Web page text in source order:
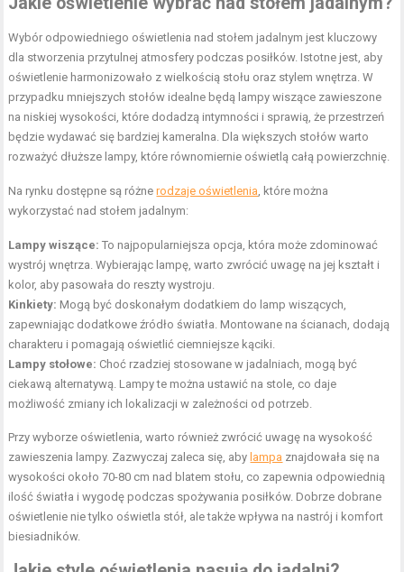
Wybór odpowiedniego oświetlenia nad stołem jadalnym jest kluczowy
dla stworzenia przytulnej atmosfery podczas posiłków. Istotne jest, aby
oświetlenie harmonizowało z wielkością stołu oraz stylem wnętrza. W
przypadku mniejszych stołów idealne będą lampy wiszące zawieszone
na niskiej wysokości, które dodadzą intymności i sprawią, że przestrzeń
będzie wydawać się bardziej kameralna. Dla większych stołów warto
rozważyć dłuższe lampy, które równomiernie oświetlą całą powierzchnię.
Na rynku dostępne są różnerodzaje oświetlenia , które można
wykorzystać nad stołem jadalnym:
Lampy wiszące: To najpopularniejsza opcja, która może zdominować
wystrój wnętrza. Wybierając lampę, warto zwrócić uwagę na jej kształt i
kolor, aby pasowała do reszty wystroju.
Kinkiety: Mogą być doskonałym dodatkiem do lamp wiszących,
zapewniając dodatkowe źródło światła. Montowane na ścianach, dodają
charakteru i pomagają oświetlić ciemniejsze kąciki.
Lampy stołowe: Choć rzadziej stosowane w jadalniach, mogą być
ciekawą alternatywą. Lampy te można ustawić na stole, co daje
możliwość zmiany ich lokalizacji w zależności od potrzeb.
Przy wyborze oświetlenia, warto również zwrócić uwagę na wysokość
zawieszenia lampy. Zazwyczaj zaleca się, aby lampa znajdowała się na
wysokości około 70-80 cm nad blatem stołu, co zapewnia odpowiednią
ilość światła i wygodę podczas spożywania posiłków. Dobrze dobrane
oświetlenie nie tylko oświetla stół, ale także wpływa na nastrój i komfort
biesiadników.